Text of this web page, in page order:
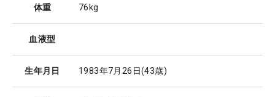
体重 76kg
血液型
生年月日 1983年7月26日(43歳)